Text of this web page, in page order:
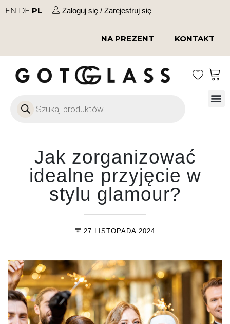
EN DE PL Zaloguj się / Zarejestruj się
NA PREZENT KONTAKT
Jak zorganizować
idealne przyjęcie w
stylu glamour?
27 LISTOPADA 2024